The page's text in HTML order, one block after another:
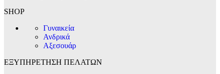
SHOP
Γυναικεία
Ανδρικά
Αξεσουάρ
ΕΞΥΠΗΡΕΤΗΣΗ ΠΕΛΑΤΩΝ